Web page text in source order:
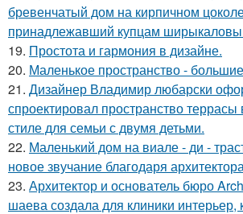
бревенчатый дом на кирпичном
принадлежавший купцам
19. Простота и гармония в дизайне.
20. Маленькое пространство -
21. Дизайнер Владимир любарски
спроектировал пространство
стиле для семьи с двумя детьми.
22. Маленький дом на виале - ди -
новое звучание благодаря
23. Архитектор и основатель бюро
шаева создала для клиники интерьер,